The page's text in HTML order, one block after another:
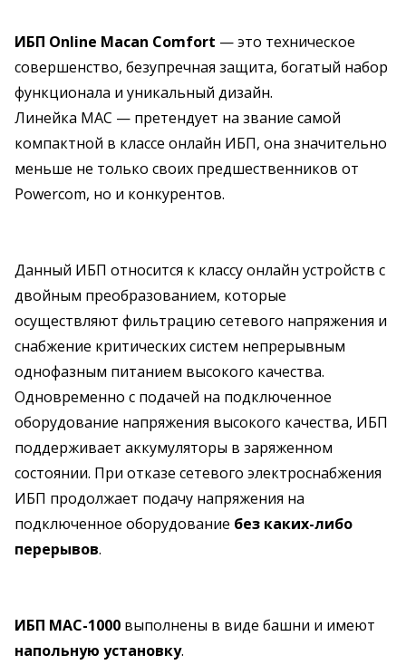
ИБП Online Macan Comfort — это техническое
совершенство, безупречная защита, богатый набор
функционала и уникальный дизайн.
Линейка MAC — претендует на звание самой
компактной в классе онлайн ИБП, она значительно
меньше не только своих предшественников от
Powercom, но и конкурентов.
Данный ИБП относится к классу онлайн устройств с
двойным преобразованием, которые
осуществляют фильтрацию сетевого напряжения и
снабжение критических систем непрерывным
однофазным питанием высокого качества.
Одновременно с подачей на подключенное
оборудование напряжения высокого качества, ИБП
поддерживает аккумуляторы в заряженном
состоянии. При отказе сетевого электроснабжения
ИБП продолжает подачу напряжения на
подключенное оборудование без каких-либо
перерывов.
ИБП MAC-1000 выполнены в виде башни и имеют
напольную установку.